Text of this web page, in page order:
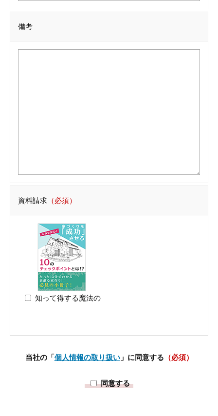
備考
資料請求 （必須）
知って得する魔法の
当社の「個人情報の取り扱い」に同意する （必須）
同意する